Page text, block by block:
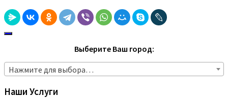
Выберите Ваш город:
Нажмите для выбора…
Наши Услуги